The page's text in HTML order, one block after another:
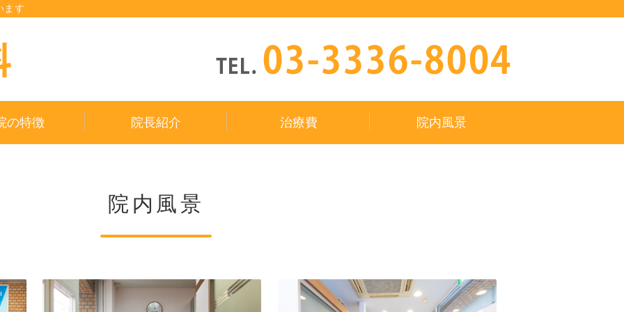
タイトルサンプル
ます
の特徴 院長紹介 治療費 院内風景
院内風景